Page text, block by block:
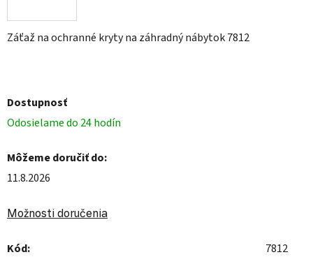
Záťaž na ochranné kryty na záhradný nábytok 7812
Dostupnosť
Odosielame do 24 hodín
Môžeme doručiť do:
11.8.2026
Možnosti doručenia
Kód: 7812